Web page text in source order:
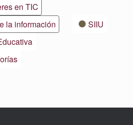
en TIC
la información
SIIU